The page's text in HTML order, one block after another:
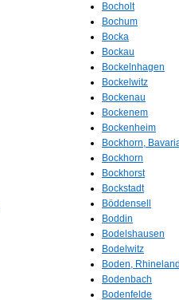
Bocholt
Bochum
Bocka
Bockau
Bockelnhagen
Bockelwitz
Bockenau
Bockenem
Bockenheim
Bockhorn,
Bockhorn
Bockhorst
Bockstadt
Böddensell
Boddin
Bodelshausen
Bodelwitz
Boden,
Bodenbach
Bodenfelde